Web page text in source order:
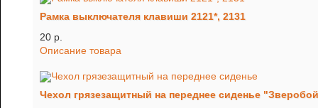
Рамка выключателя клавиши 2121*, 2131
20 p.
Описание товара
Чехол грязезащитный на переднее сиденье